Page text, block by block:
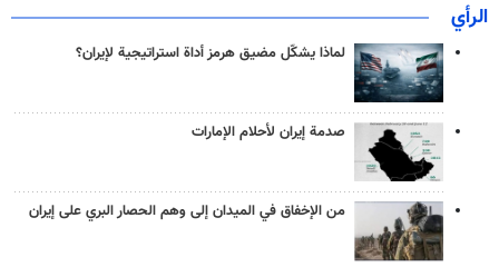
الرأي
لماذا يشكّل مضيق هرمز أداة استراتيجية لإيران؟
صدمة إيران لأحلام الإمارات
من الإخفاق في الميدان إلى وهم الحصار البري على إيران